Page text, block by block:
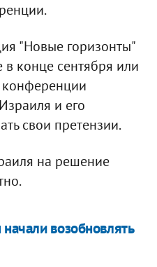
"Новые горизонты"
в конце сентября или
конференции
и его
свои претензии.
на решение
возобновлять